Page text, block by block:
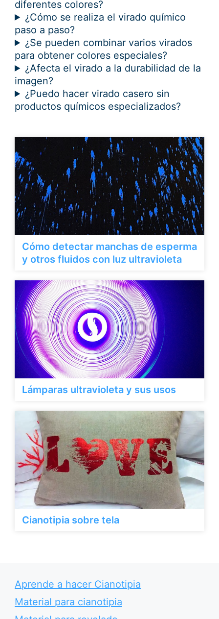
diferentes colores?
¿Cómo se realiza el virado químico
paso a paso?
¿Se pueden combinar varios virados
para obtener colores especiales?
¿Afecta el virado a la durabilidad de la
imagen?
¿Puedo hacer virado casero sin
productos químicos especializados?
Cómo detectar manchas de esperma
y otros fluidos con luz ultravioleta
Lámparas ultravioleta y sus usos
Cianotipia sobre tela
Aprende a hacer Cianotipia
Material para cianotipia